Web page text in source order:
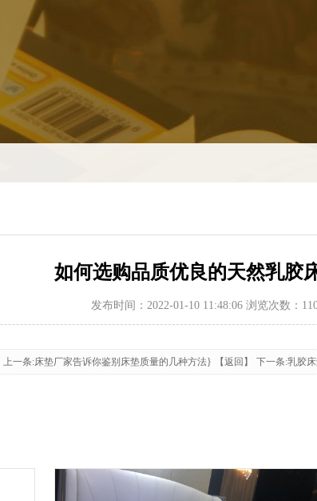
如何选购品质优良的天然乳胶
发布时间：2022-01-10 11:48:06 浏览次数：
上一条:床垫厂家告诉你鉴别床垫质量的几种方法} 【返回】 下一条:乳胶